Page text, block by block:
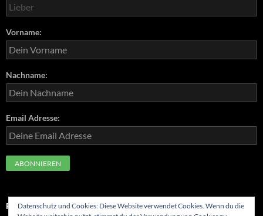
Vorname:
Nachname:
Email Adresse:
FOLGE UNS
Datenschutz und Cookies: Diese Website verwendet Cookies. Wenn du die